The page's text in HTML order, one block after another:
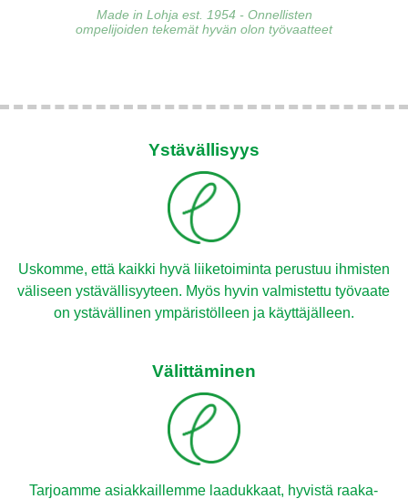
Made in Lohja est. 1954 - Onnellisten
ompelijoiden tekemät hyvän olon työvaatteet
Ystävällisyys
Uskomme, että kaikki hyvä liiketoiminta perustuu ihmisten
väliseen ystävällisyyteen. Myös hyvin valmistettu työvaate
on ystävällinen ympäristölleen ja käyttäjälleen.
Välittäminen
Tarjoamme asiakkaillemme laadukkaat, hyvistä raaka-